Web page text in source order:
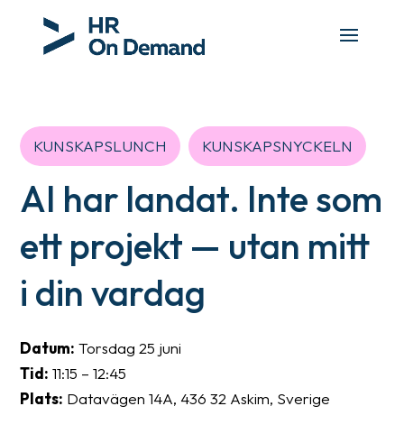
KUNSKAPSLUNCH KUNSKAPSNYCKELN
AI har landat. Inte som
ett projekt — utan mitt
i din vardag
Datum: Torsdag 25 juni
Tid: 11:15 – 12:45
Plats: Datavägen 14A, 436 32 Askim, Sverige